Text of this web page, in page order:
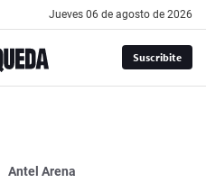
jueves 06 de agosto de 2026
Suscribite
Antel Arena